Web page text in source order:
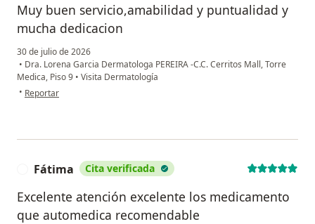
Muy buen servicio,amabilidad y puntualidad y
mucha dedicacion
30 de julio de 2026
• Dra. Lorena Garcia Dermatologa PEREIRA -C.C. Cerritos Mall, Torre
Medica, Piso 9 • Visita Dermatología
• en opinión del usuario Alison
Reportar
Fátima Cita verificada
Excelente atención excelente los medicamento
que automedica recomendable